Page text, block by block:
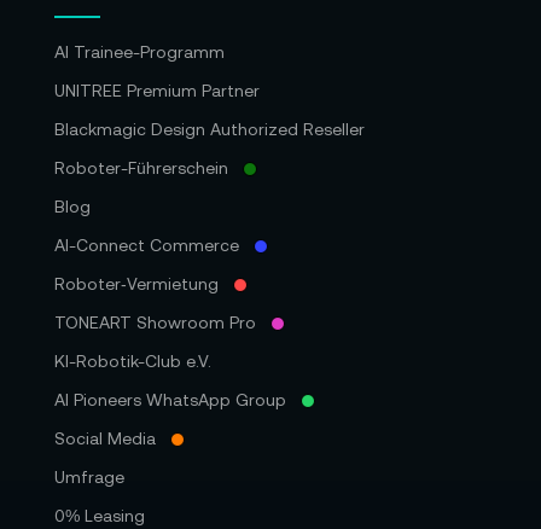
AI Trainee-Programm
UNITREE Premium Partner
Blackmagic Design Authorized Reseller
Roboter-Führerschein
Blog
AI-Connect Commerce
Roboter‑Vermietung
TONEART Showroom Pro
KI-Robotik-Club e.V.
AI Pioneers WhatsApp Group
Social Media
Umfrage
0% Leasing